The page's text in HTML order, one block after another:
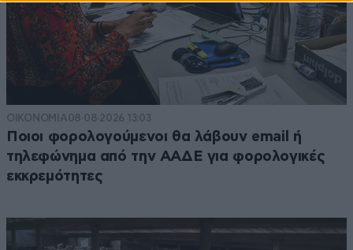
ΟΙΚΟΝΟΜΙΑ08·08·2026 13:03
Ποιοι φορολογούμενοι θα λάβουν email ή
τηλεφώνημα από την ΑΑΔΕ για φορολογικές
εκκρεμότητες